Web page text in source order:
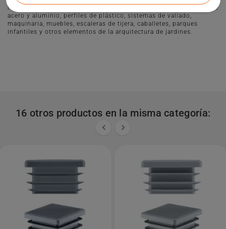
hacia dentro. Nuestros productos se utilizan en construcciones de
acero y aluminio, perfiles de plástico, sistemas de vallado,
maquinaria, muebles, escaleras de tijera, caballetes, parques
infantiles y otros elementos de la arquitectura de jardines.
16 otros productos en la misma categoría:
 